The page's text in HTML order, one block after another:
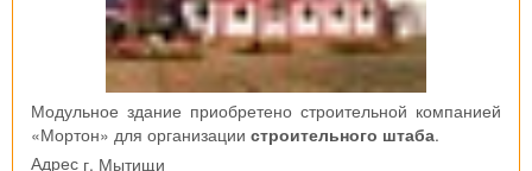
Модульное здание приобретено строительной компанией
«Мортон» для организации строительного штаба.
Адрес г. Мытищи